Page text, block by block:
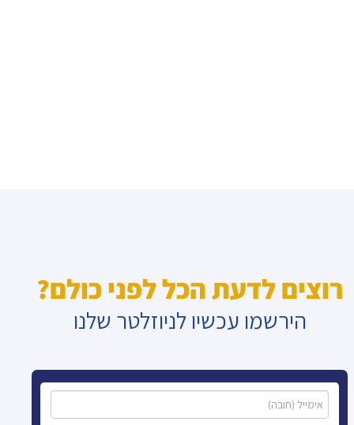
רוצים לדעת הכל לפני כולם?
הירשמו עכשיו לניוזלטר שלנו